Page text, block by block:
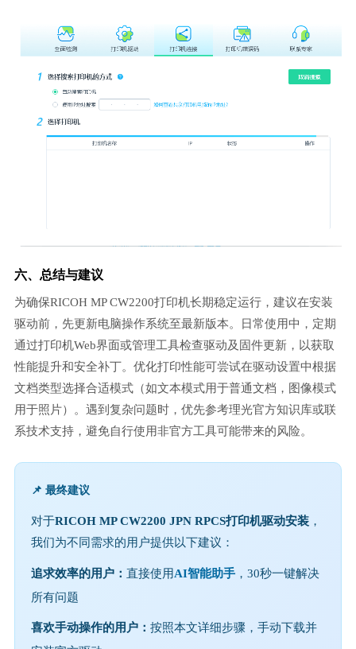
六、总结与建议
为确保RICOH MP CW2200打印机长期稳定运行，建议在安装
驱动前，先更新电脑操作系统至最新版本。日常使用中，定期
通过打印机Web界面或管理工具检查驱动及固件更新，以获取
性能提升和安全补丁。优化打印性能可尝试在驱动设置中根据
文档类型选择合适模式（如文本模式用于普通文档，图像模式
用于照片）。遇到复杂问题时，优先参考理光官方知识库或联
系技术支持，避免自行使用非官方工具可能带来的风险。
📌 最终建议
对于RICOH MP CW2200 JPN RPCS打印机驱动安装，
我们为不同需求的用户提供以下建议：
追求效率的用户： 直接使用AI智能助手，30秒一键解决
所有问题
喜欢手动操作的用户： 按照本文详细步骤，手动下载并